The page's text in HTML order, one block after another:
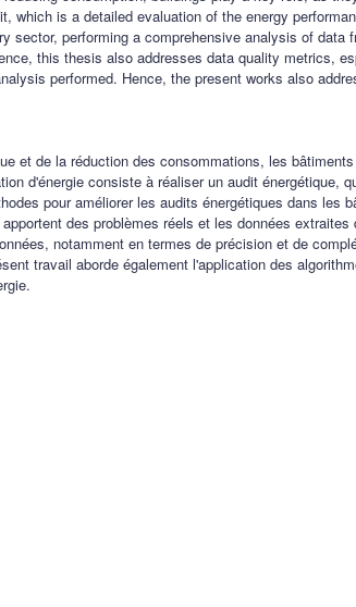
which is a detailed evaluation of the energy
sector, performing a comprehensive analysis of
this thesis also addresses data quality metrics,
performed. Hence, the present works also
et de la réduction des consommations, les
d'énergie consiste à réaliser un audit
pour améliorer les audits énergétiques dans
des problèmes réels et les données
notamment en termes de précision et de
travail aborde également l'application des